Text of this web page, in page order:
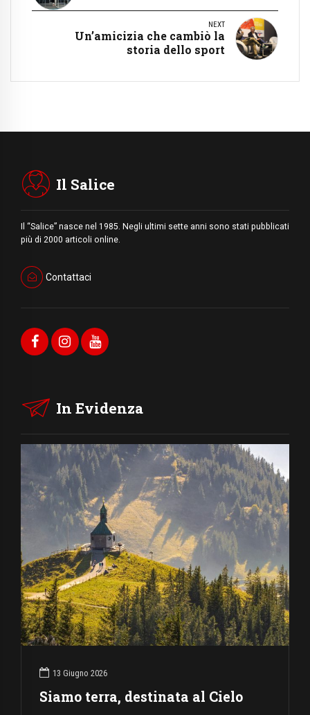
NEXT
Un’amicizia che cambiò la
storia dello sport
Il Salice
Il “Salice” nasce nel 1985. Negli ultimi sette anni sono stati pubblicati
più di 2000 articoli online.
Contattaci
In Evidenza
13 Giugno 2026
Siamo terra, destinata al Cielo